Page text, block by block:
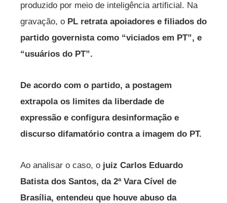
produzido por meio de inteligência artificial. Na
gravação, o PL retrata apoiadores e filiados do
partido governista como “viciados em PT”, e
“usuários do PT”.
De acordo com o partido, a postagem
extrapola os limites da liberdade de
expressão e configura desinformação e
discurso difamatório contra a imagem do PT.
Ao analisar o caso, o juiz Carlos Eduardo
Batista dos Santos, da 2ª Vara Cível de
Brasília, entendeu que houve abuso da